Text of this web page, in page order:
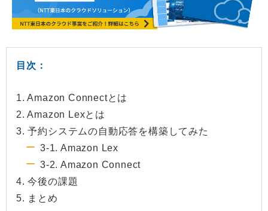
目次：
1. Amazon Connectとは
2. Amazon Lexとは
3. 予約システムの自動応答を構築してみた
3-1. Amazon Lex
3-2. Amazon Connect
4. 今後の課題
5. まとめ